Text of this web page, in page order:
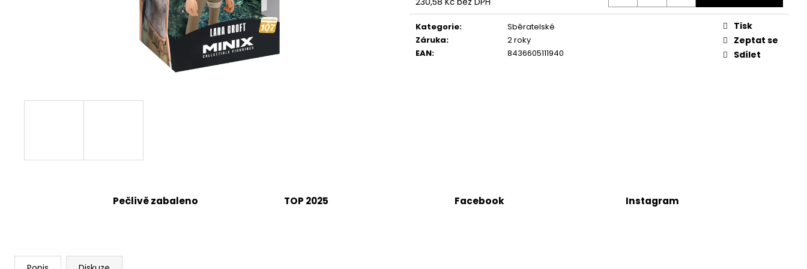
Měrná
cena:
Kategorie:
Sběratelské
Záruka:
2 roky
EAN: 8436605111940
Tisk
Zeptat se
Sdílet
Pečlivě zabaleno TOP 2025 Facebook Instagram